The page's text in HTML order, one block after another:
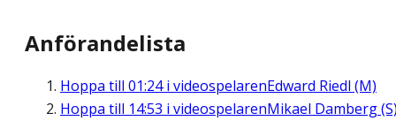
Anförandelista
Hoppa till 01:24i videospelarenEdward Riedl (M)
Hoppa till 14:53 i videospelarenMikael Damberg